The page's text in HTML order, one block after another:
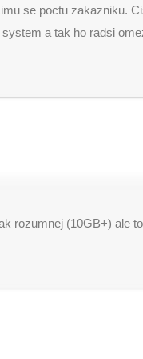
se poctu zakazniku.
a tak ho radsi
rozumnej (10GB+) ale